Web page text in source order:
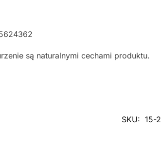
są naturalnymi cechami produktu.
SKU: 15-2